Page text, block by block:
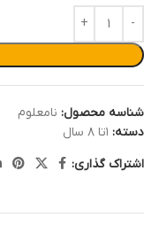
شناسه محصول: نامعلوم
دسته: ۱تا ۸ سال
اشتراک گذاری: